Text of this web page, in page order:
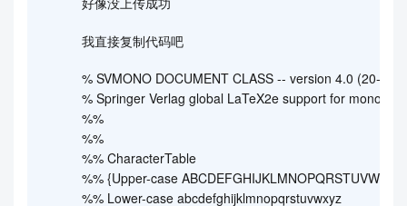
我直接复制代码吧
% SVMONO DOCUMENT CLASS -- version 4.0 (20-
% Springer Verlag global LaTeX2e support for
%%
%%
%% CharacterTable
%% {Upper-case ABCDEFGHIJKLMNOPQRSTUVWXYZ
%% Lower-case abcdefghijklmnopqrstuvwxyz